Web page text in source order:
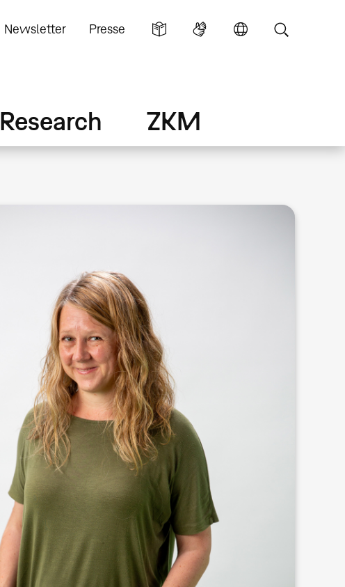
Newsletter Presse
Research ZKM